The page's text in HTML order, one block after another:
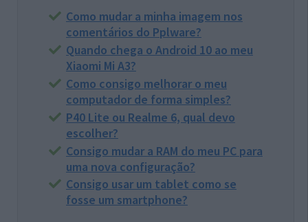
Como mudar a minha imagem nos
comentários do Pplware?
Quando chega o Android 10 ao meu
Xiaomi Mi A3?
Como consigo melhorar o meu
computador de forma simples?
P40 Lite ou Realme 6, qual devo
escolher?
Consigo mudar a RAM do meu PC para
uma nova configuração?
Consigo usar um tablet como se
fosse um smartphone?